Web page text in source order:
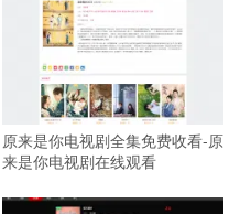
原来是你电视剧全集免费收看-原
来是你电视剧在线观看